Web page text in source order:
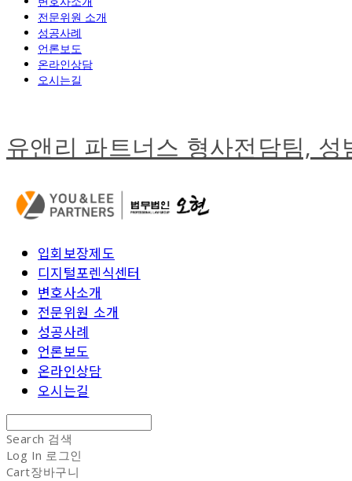
전문위원 소개
성공사례
언론보도
온라인상담
오시는길
유앤리 파트너스 형사전담팀, 성
입회보장제도
디지털포렌식센터
변호사소개
전문위원 소개
성공사례
언론보도
온라인상담
오시는길
Search 검색
Log In 로그인
Cart장바구니